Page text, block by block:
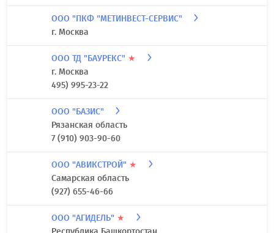
ООО "ПКФ "МЕТИНВЕСТ-СЕРВИС"
г. Москва
ООО ТД "БАУРЕКС" ★
г. Москва
495) 995-23-22
ООО "БАЗИС"
Рязанская область
7 (910) 903-90-60
ООО "АВИКСТРОЙ" ★
Самарская область
(927) 655-46-66
ООО "АГИДЕЛЬ" ★